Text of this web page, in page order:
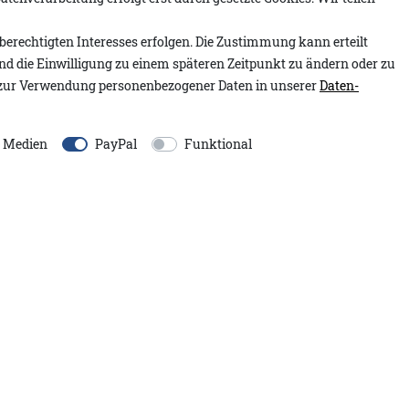
Pink mit langen Ärmeln
lässigen, sportiven
Schnitt und die
Arm fügt sich dezent in das
Artikelnummer:
Modell: Kleid Mauryca
EU-Verantwortlicher:
Interesses erfolgen. Die Zustimmung kann erteilt
die Einwilligung zu einem späteren Zeitpunkt zu ändern oder zu
Verwendung personenbezogener Daten in unsererDaten­
PayPal
Funktional